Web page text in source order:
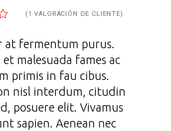
IS:
VALORADO
(1 VALORACIÓN DE CLIENTE)
at fermentum purus.
malesuada fames ac
primis in fau cibus.
nisl interdum, citudin
posuere elit. Vivamus
sapien. Aenean nec